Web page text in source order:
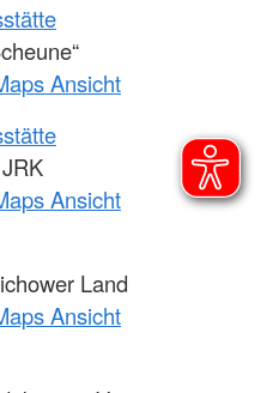
Ansicht
Ansicht
Land
Ansicht